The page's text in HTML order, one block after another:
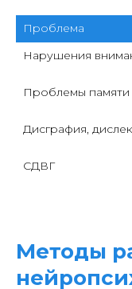
Проблема
Нарушения
Проблемы памяти
Дисграфия,
СДВГ
Методы